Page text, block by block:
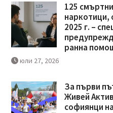
125
наркотици,
2025 г. –
ранна
юли 27, 2026
За първи
Живей
софиянци